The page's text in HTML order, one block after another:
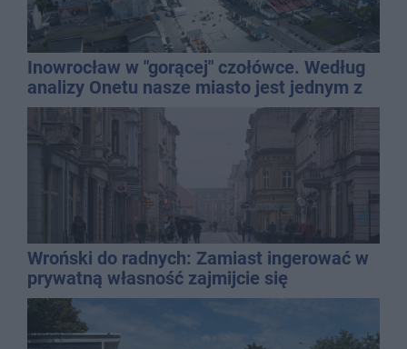
Inowrocław w "gorącej" czołówce. Według
analizy Onetu nasze miasto jest jednym z
najbardziej narażonych na upały
Wroński do radnych: Zamiast ingerować w
prywatną własność zajmijcie się
gospodarką